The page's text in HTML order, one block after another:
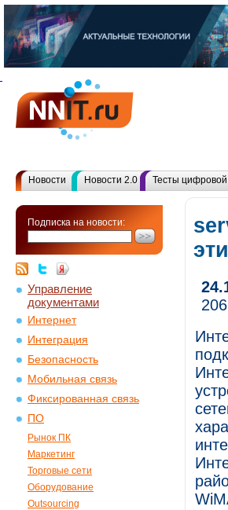
Новости Новости 2.0 Тесты цифровой
Подписка на новости:
Управление
документами
Интернет
Интеграция
Безопасность
Мобильная связь
Фиксированная связь
ПО
Рынок ПК
Маркетинг
Торговые сети
Оборудование
Outsourcing